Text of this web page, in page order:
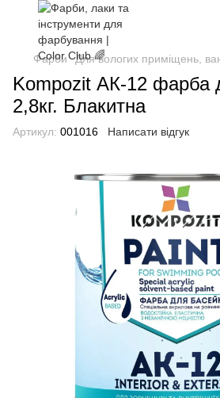
Фарби Для вологих приміщень,
Kompozit АК-12 фарба
2,8кг. Блакитна
Артикул: 001016 Написати відгук